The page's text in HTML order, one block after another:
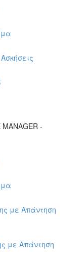
-
με Απάντηση
με Απάντηση